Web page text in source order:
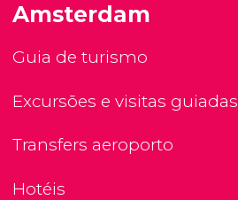
Amsterdam
Guia de turismo
Excursões e visitas guiadas
Transfers aeroporto
Hotéis